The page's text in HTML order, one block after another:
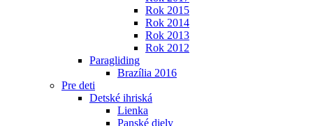
Rok 2015
Rok 2014
Rok 2013
Rok 2012
Paragliding
Brazília 2016
Pre deti
Detské ihriská
Lienka
Panské diely